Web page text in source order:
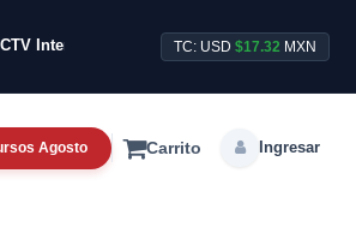
Intensivos de Agosto ya disponibles.
TC: USD$17.32 MXN
Agosto Carrito Ingresar